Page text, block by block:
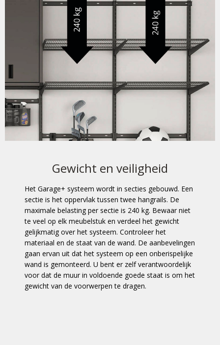
Gewicht en veiligheid
Het Garage+ systeem wordt in secties gebouwd. Een
sectie is het oppervlak tussen twee hangrails. De
maximale belasting per sectie is 240 kg. Bewaar niet
te veel op elk meubelstuk en verdeel het gewicht
gelijkmatig over het systeem. Controleer het
materiaal en de staat van de wand. De aanbevelingen
gaan ervan uit dat het systeem op een onberispelijke
wand is gemonteerd. U bent er zelf verantwoordelijk
voor dat de muur in voldoende goede staat is om het
gewicht van de voorwerpen te dragen.